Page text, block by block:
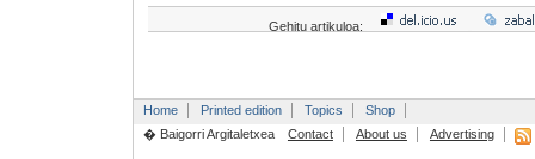
Gehitu artikuloa:
Home Printed edition Topics
Shop
� Baigorri Argitaletxea
Contact About us Advertising